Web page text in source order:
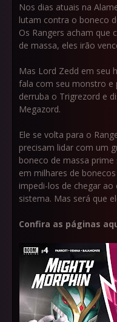
Nos dias atuais na
lutam contra o boneco
Os Rangers acham que
de massa, eles irão
Mas Lord Zedd em seu
fala com seu monstro e
derruba o Trigrezord e
Megazord.
Ele se volta para o
precisam lidar com um
boneco de massa
em milhares de
impedi-los de chegar
sistema. Mas será que
Confira as páginas